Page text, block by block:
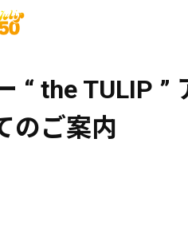
“ the TULIP ”
のご案内